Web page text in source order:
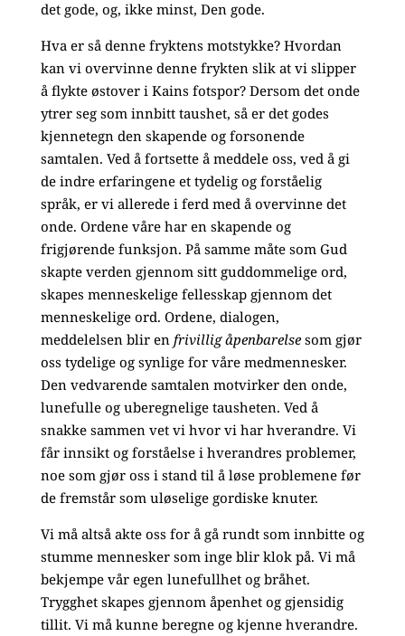
det gode, og, ikke minst, Den gode.
Hva er så denne fryktens motstykke? Hvordan
kan vi overvinne denne frykten slik at vi slipper
å flykte østover i Kains fotspor? Dersom det onde
ytrer seg som innbitt taushet, så er det godes
kjennetegn den skapende og forsonende
samtalen. Ved å fortsette å meddele oss, ved å gi
de indre erfaringene et tydelig og forståelig
språk, er vi allerede i ferd med å overvinne det
onde. Ordene våre har en skapende og
frigjørende funksjon. På samme måte som Gud
skapte verden gjennom sitt guddommelige ord,
skapes menneskelige fellesskap gjennom det
menneskelige ord. Ordene, dialogen,
meddelelsen blir en frivillig åpenbarelsesom gjør
oss tydelige og synlige for våre medmennesker.
Den vedvarende samtalen motvirker den onde,
lunefulle og uberegnelige tausheten. Ved å
snakke sammen vet vi hvor vi har hverandre. Vi
får innsikt og forståelse i hverandres problemer,
noe som gjør oss i stand til å løse problemene før
de fremstår som uløselige gordiske knuter.
Vi må altså akte oss for å gå rundt som innbitte og
stumme mennesker som inge blir klok på. Vi må
bekjempe vår egen lunefullhet og bråhet.
Trygghet skapes gjennom åpenhet og gjensidig
tillit. Vi må kunne beregne og kjenne hverandre.